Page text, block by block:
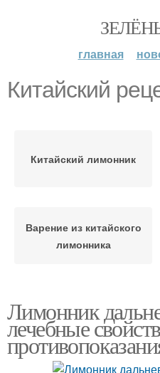
главная
Китайский
Китайский лимонник
Варение из китайского
лимонника
лимонника
Лимонник
лечебные